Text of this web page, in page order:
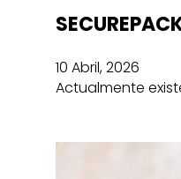
10 Abril, 2026
Actualmente